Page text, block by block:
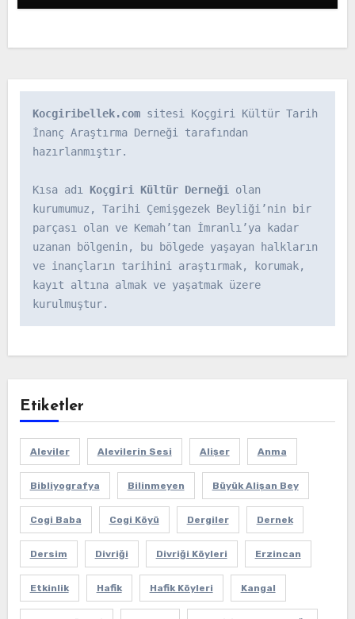
Kocgiribellek.com sitesi Koçgiri Kültür Tarih
İnanç Araştırma Derneği tarafından
hazırlanmıştır.
Kısa adı Koçgiri Kültür Derneği olan
kurumumuz, Tarihi Çemişgezek Beyliği’nin bir
parçası olan ve Kemah’tan İmranlı’ya kadar
uzanan bölgenin, bu bölgede yaşayan halkların
ve inançların tarihini araştırmak, korumak,
kayıt altına almak ve yaşatmak üzere
kurulmuştur.
Etiketler
Aleviler Alevilerin Sesi Alişer Anma
Bibliyografya Bilinmeyen Büyük Alişan Bey
Cogi Baba Cogi Köyü Dergiler Dernek
Dersim Divriği Divriği Köyleri Erzincan
Etkinlik Hafik Hafik Köyleri Kangal